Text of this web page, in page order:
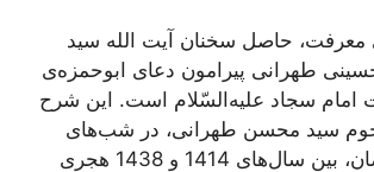
معرفت، حاصل سخنان آیت الله سید
طهرانی پیرامون دعای ابوحمزه‌ی
امام سجاد علیه‌السّلام است. این شرح
سید محسن طهرانی، در شب‌های
ماه مبارک رمضان، بین سال‌های 1414 و 1438 هجری